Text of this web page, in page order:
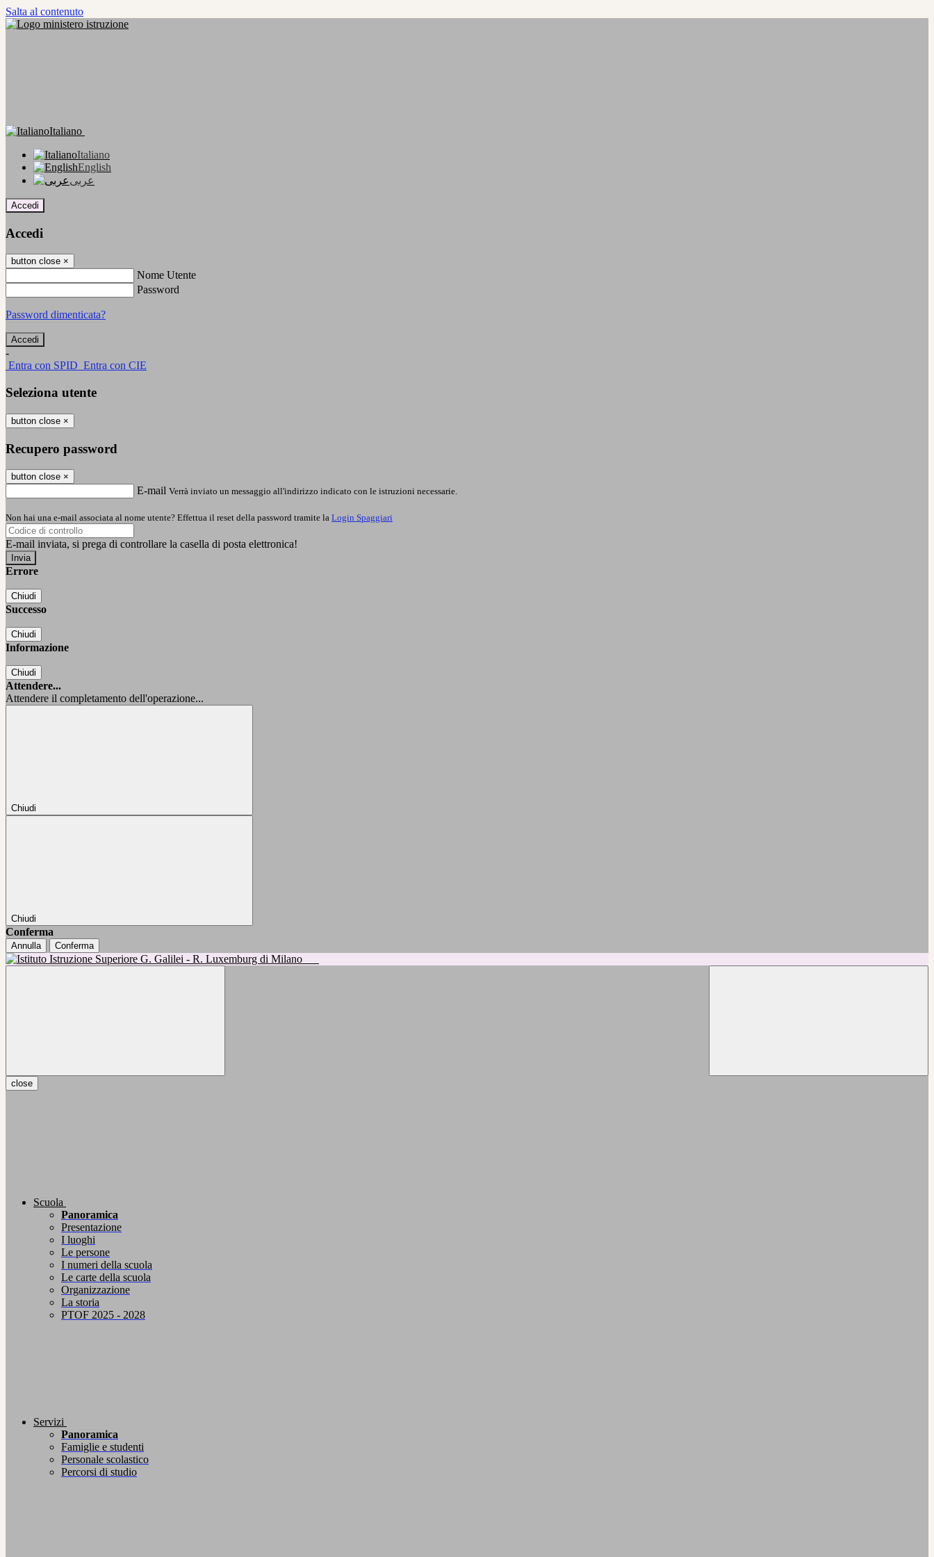
Salta al contenuto
Italiano
Italiano
English
عربى
Accedi
Accedi
button close ×
Nome Utente
Password
Password dimenticata?
-
Entra con SPID Entra con CIE
Seleziona utente
button close ×
Recupero password
button close ×
E-mail Verrà inviato un messaggio all'indirizzo indicato con le istruzioni necessarie.
Non hai una e-mail associata al nome utente? Effettua il reset della password tramite la Login Spaggiari
E-mail inviata, si prega di controllare la casella di posta elettronica!
Errore
Chiudi
Successo
Chiudi
Informazione
Chiudi
Attendere...
Attendere il completamento dell'operazione...
Chiudi
Chiudi
Conferma
Annulla Conferma
close
Scuola
Panoramica
Presentazione
I luoghi
Le persone
I numeri della scuola
Le carte della scuola
Organizzazione
La storia
PTOF 2025 - 2028
Servizi
Panoramica
Famiglie e studenti
Personale scolastico
Percorsi di studio